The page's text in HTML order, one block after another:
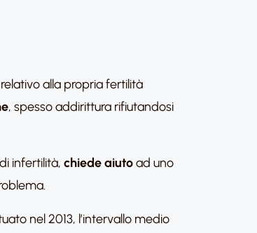
alla propria fertilità
, spesso addirittura rifiutandosi
infertilità, chiede aiutoad uno
nel 2013, l’intervallo medio